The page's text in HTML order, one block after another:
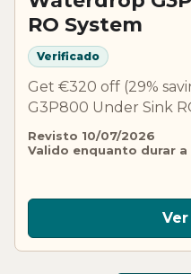
RO System
Verificado
Get €320 off (29%
G3P800 Under Sink
Revisto 10/07/2026
Valido enquanto durar